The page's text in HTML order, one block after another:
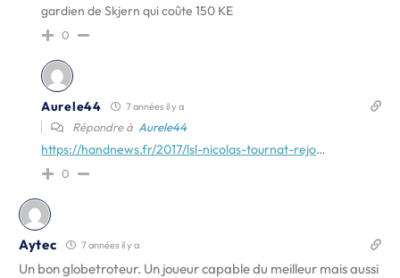
gardien de Skjern qui coûte 150 KE
0
Aurele44 7 années il y a
Répondre à Aurele44
https://handnews.fr/2017/lsl-nicolas-tournat-rejo…
0
Aytec 7 années il y a
Un bon globetroteur. Un joueur capable du meilleur mais aussi